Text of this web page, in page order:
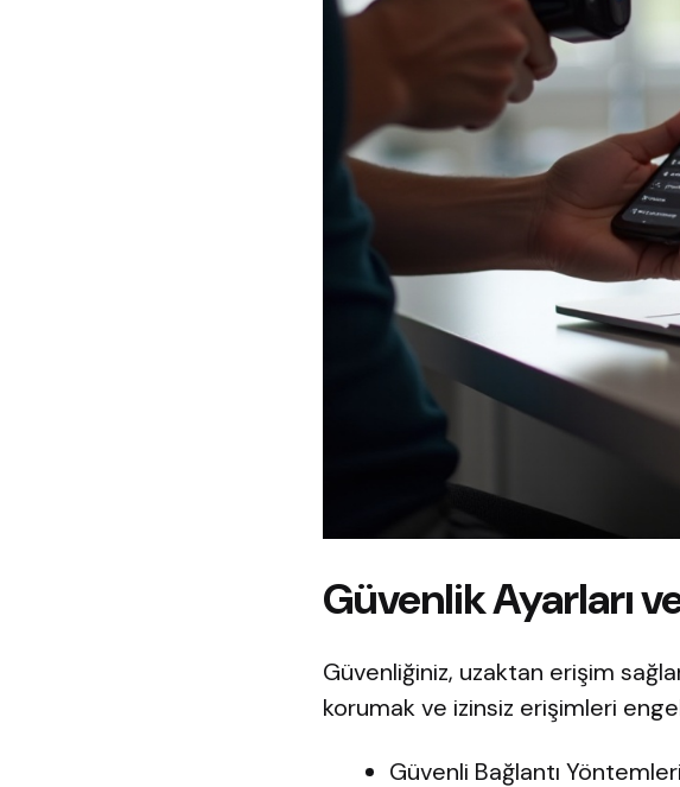
Güvenlik Ayarları
Güvenliğiniz, uzaktan erişim
korumak ve izinsiz erişimleri
Güvenli Bağlantı